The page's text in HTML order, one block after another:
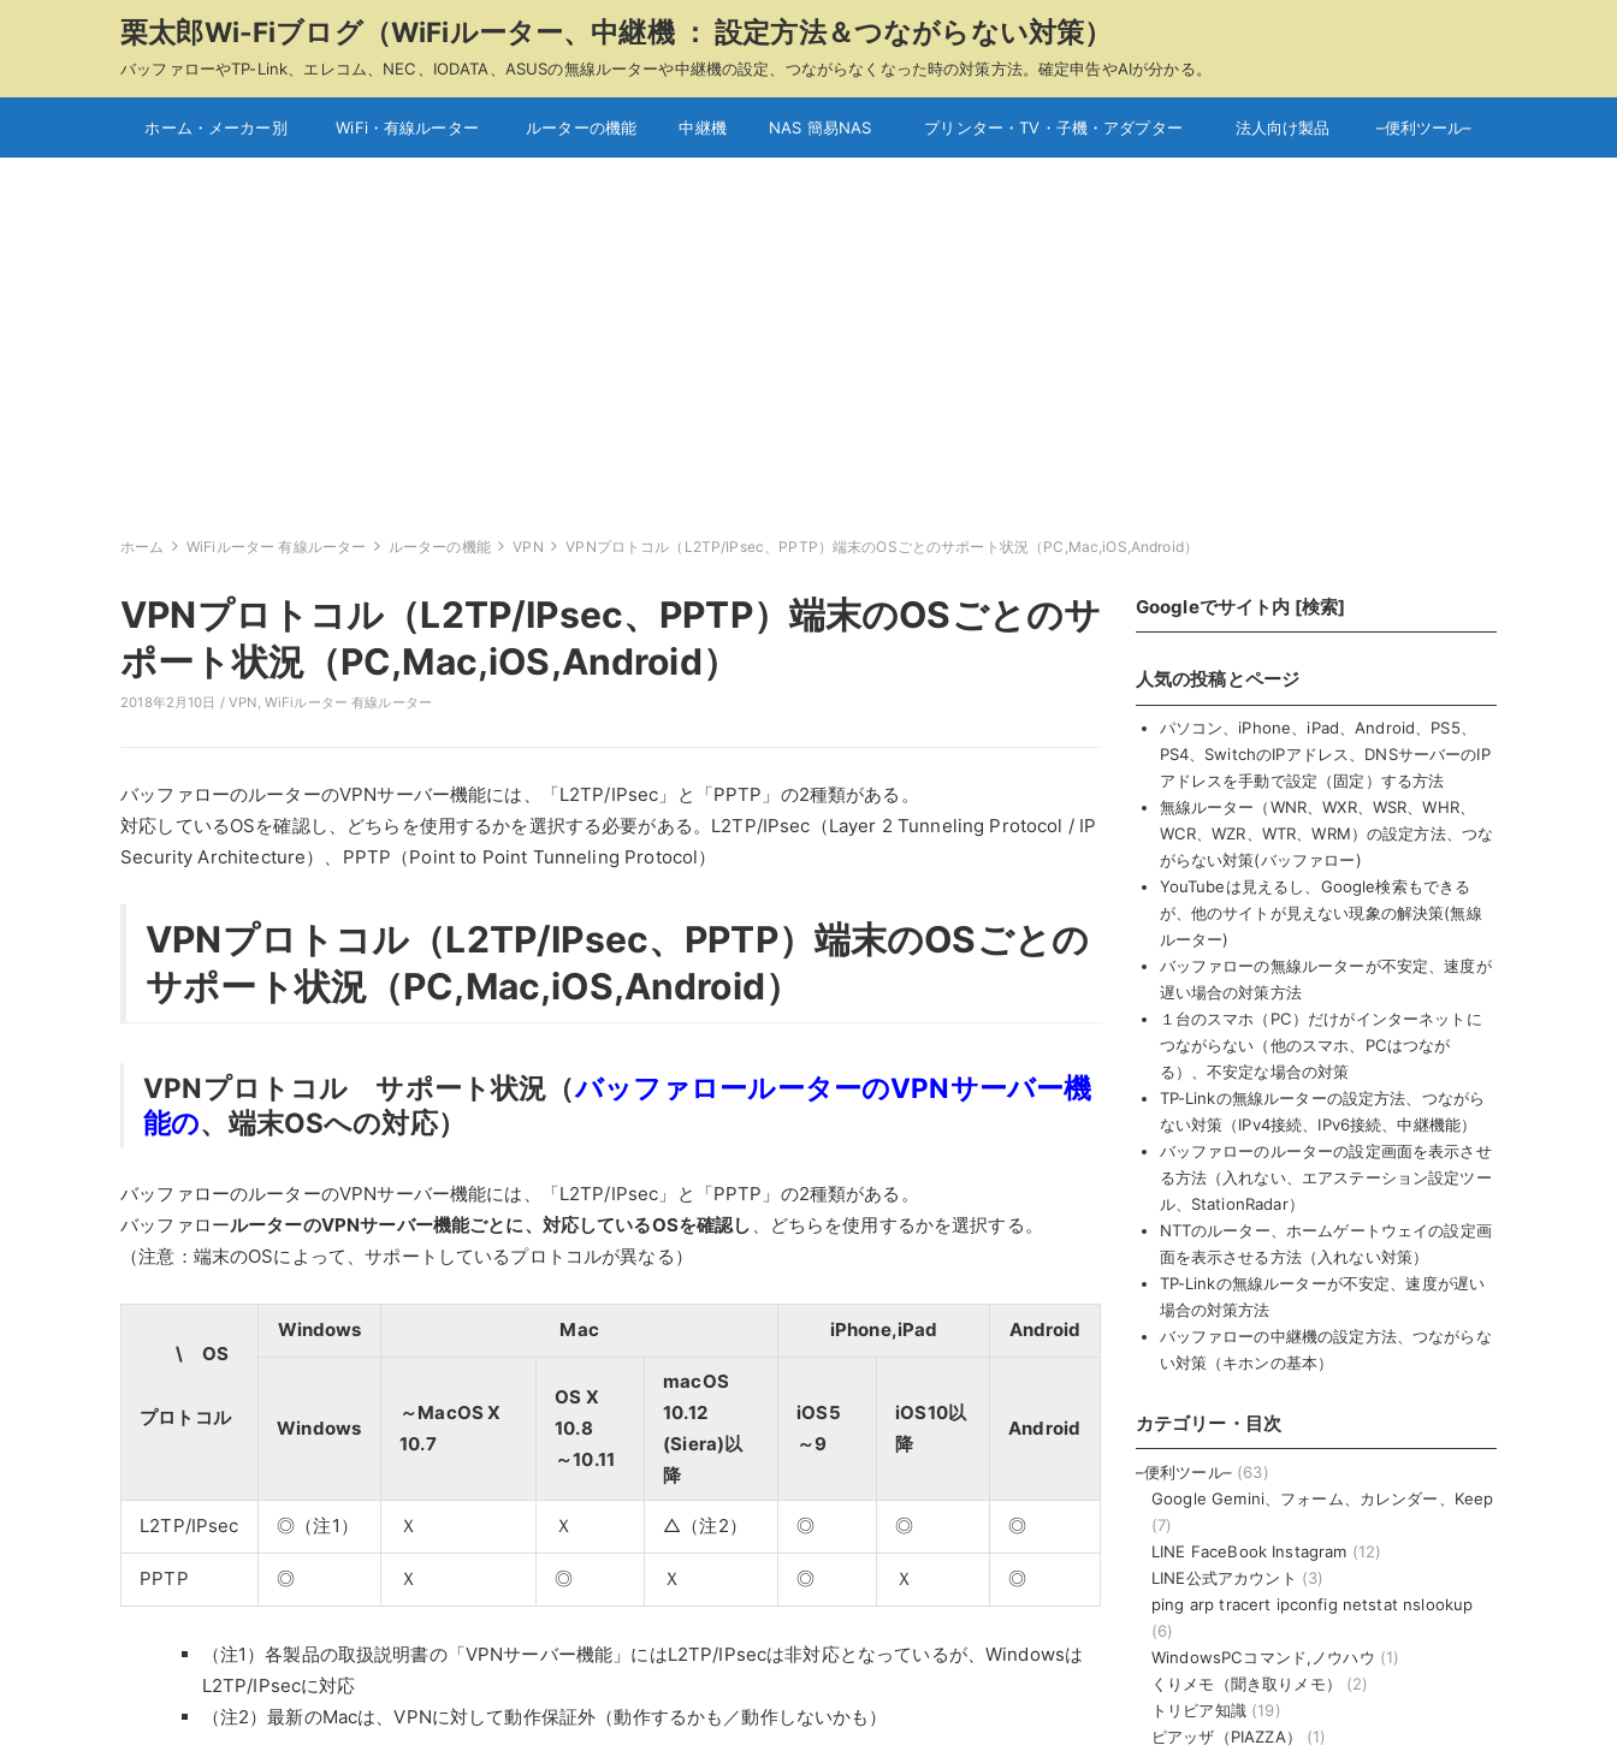
栗太郎Wi-Fiブログ（WiFiルーター、中継機 ： 設定方法＆つながらない対策）
バッファローやTP-Link、エレコム、NEC、IODATA、ASUSの無線ルーターや中継機の設定、つながらなくなった時の対策方法。確定申告やAIが分かる。
ホーム・メーカー別 WiFi・有線ルーター ルーターの機能 中継機 NAS 簡易NAS プリンター・TV・子機・アダプター 法人向け製品 –便利ツール–
ホーム WiFiルーター 有線ルーター ルーターの機能 VPN VPNプロトコル（L2TP/IPsec、PPTP）端末のOSごとのサポート状況（PC,Mac,iOS,Android）
VPNプロトコル（L2TP/IPsec、PPTP）端末のOSごとのサ
ポート状況（PC,Mac,iOS,Android）
2018年2月10日 /VPN, WiFiルーター 有線ルーター
バッファローのルーターのVPNサーバー機能には、「L2TP/IPsec」と「PPTP」の2種類がある。
対応しているOSを確認し、どちらを使用するかを選択する必要がある。L2TP/IPsec（Layer 2 Tunneling Protocol / IP
Security Architecture）、PPTP（Point to Point Tunneling Protocol）
VPNプロトコル（L2TP/IPsec、PPTP）端末のOSごとの
サポート状況（PC,Mac,iOS,Android）
VPNプロトコル サポート状況（バッファロールーターのVPNサーバー機
能の、端末OSへの対応）
バッファローのルーターのVPNサーバー機能には、「L2TP/IPsec」と「PPTP」の2種類がある。
バッファロールーターのVPNサーバー機能ごとに、対応しているOSを確認し 、どちらを使用するかを選択する。
（注意：端末のOSによって、サポートしているプロトコルが異なる）
\ OS
プロトコル
Windows Mac iPhone,iPad Android
Windows
～MacOS X
10.7
OS X
10.8
～10.11
macOS
10.12
(Siera)以
降
iOS5
～9
iOS10以
降
Android
L2TP/IPsec ◎（注1） Ｘ Ｘ △（注2） ◎ ◎ ◎
PPTP ◎ Ｘ ◎ Ｘ ◎ Ｘ ◎
（注1）各製品の取扱説明書の「VPNサーバー機能」にはL2TP/IPsecは非対応となっているが、Windowsは
L2TP/IPsecに対応
（注2）最新のMacは、VPNに対して動作保証外（動作するかも／動作しないかも）
Googleでサイト内 [検索]
人気の投稿とページ
パソコン、iPhone、iPad、Android、PS5、
PS4、SwitchのIPアドレス、DNSサーバーのIP
アドレスを手動で設定（固定）する方法
無線ルーター（WNR、WXR、WSR、WHR、
WCR、WZR、WTR、WRM）の設定方法、つな
がらない対策(バッファロー)
YouTubeは見えるし、Google検索もできる
が、他のサイトが見えない現象の解決策(無線
ルーター)
バッファローの無線ルーターが不安定、速度が
遅い場合の対策方法
１台のスマホ（PC）だけがインターネットに
つながらない（他のスマホ、PCはつなが
る）、不安定な場合の対策
TP-Linkの無線ルーターの設定方法、つながら
ない対策（IPv4接続、IPv6接続、中継機能）
バッファローのルーターの設定画面を表示させ
る方法（入れない、エアステーション設定ツー
ル、StationRadar）
NTTのルーター、ホームゲートウェイの設定画
面を表示させる方法（入れない対策）
TP-Linkの無線ルーターが不安定、速度が遅い
場合の対策方法
バッファローの中継機の設定方法、つながらな
い対策（キホンの基本）
カテゴリー・目次
–便利ツール–(63)
Google Gemini、フォーム、カレンダー、Keep
(7)
LINE FaceBook Instagram (12)
LINE公式アカウント (3)
ping arp tracert ipconfig netstat nslookup
(6)
WindowsPCコマンド,ノウハウ (1)
くりメモ（聞き取りメモ）
(2)
トリビア知識(19)
ピアッザ（PIAZZA）
(1)